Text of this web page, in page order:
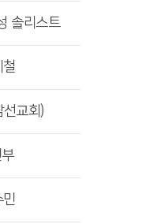
솔리스트
교회)
민